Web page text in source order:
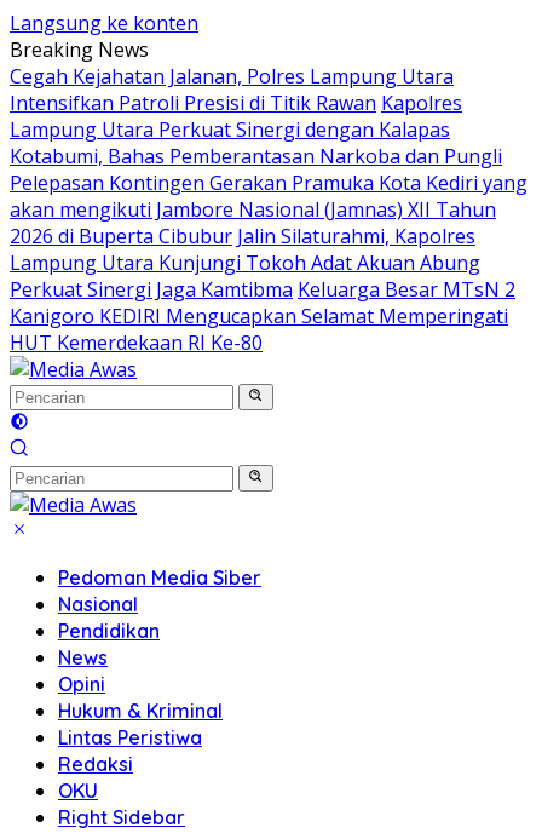
Langsung ke konten
Breaking News
Cegah Kejahatan Jalanan, Polres Lampung Utara
Intensifkan Patroli Presisi di Titik Rawan Kapolres
Lampung Utara Perkuat Sinergi dengan Kalapas
Kotabumi, Bahas Pemberantasan Narkoba dan Pungli
Pelepasan Kontingen Gerakan Pramuka Kota Kediri yang
akan mengikuti Jambore Nasional (Jamnas) XII Tahun
2026 di Buperta Cibubur Jalin Silaturahmi, Kapolres
Lampung Utara Kunjungi Tokoh Adat Akuan Abung
Perkuat Sinergi Jaga Kamtibma Keluarga Besar MTsN 2
Kanigoro KEDIRI Mengucapkan Selamat Memperingati
HUT Kemerdekaan RI Ke-80
Pedoman Media Siber
Nasional
Pendidikan
News
Opini
Hukum & Kriminal
Lintas Peristiwa
Redaksi
OKU
Right Sidebar